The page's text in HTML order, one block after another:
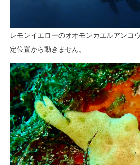
レモンイエローのオオモンカエルアンコウ
定位置から動きません。